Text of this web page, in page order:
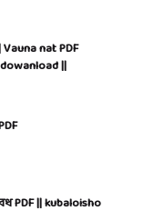
nat PDF
||
PDF || kubaloisho